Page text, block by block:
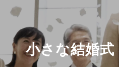
小さな結婚